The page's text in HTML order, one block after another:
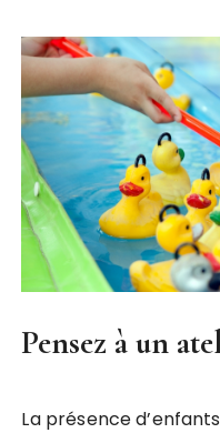
Pensez à un
La présence